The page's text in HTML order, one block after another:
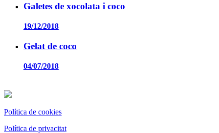
Galetes de xocolata i coco
19/12/2018
Gelat de coco
04/07/2018
Política de cookies
Política de privacitat